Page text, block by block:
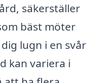
säkerställer
bäst möter
lugn i en svår
kan variera i